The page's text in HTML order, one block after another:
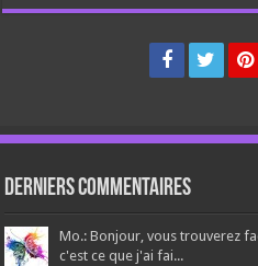
Derniers Commentaires
Mo.: Bonjour, vous trouverez
c'est ce que j'ai fai...